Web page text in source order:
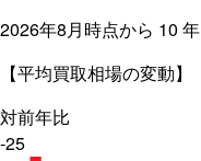
2026年8月時点から 10 年
【平均買取相場の変動】
対前年比
-25